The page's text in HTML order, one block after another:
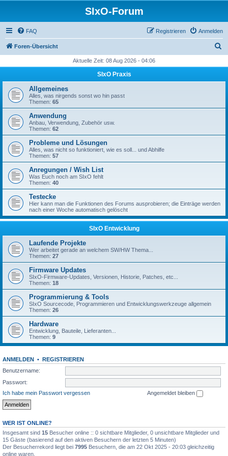
SIxO-Forum
FAQ Anmelden
Registrieren
Foren-Übersicht
h
Aktuelle Zeit: 08 Aug 2026 - 04:06
SIxO Praxis
Allgemeines
Alles, was nirgends sonst wo hin passt
Themen: 65
Anwendung
Anbau, Verwendung, Zubehör usw.
Themen: 62
Probleme und Lösungen
Alles, was nicht so funktioniert, wie es soll... und Abhilfe
Themen: 57
Anregungen / Wish List
Was Euch noch am SIxO fehlt
Themen: 40
Testecke
Hier kann man die Funktionen des Forums ausprobieren; die Einträge werden
nach einer Woche automatisch gelöscht
SIxO Entwicklung
Laufende Projekte
Wer arbeitet gerade an welchem SW/HW Thema...
Themen: 27
Firmware Updates
SIxO-Firmware-Updates, Versionen, Historie, Patches, etc...
Themen: 18
Programmierung & Tools
SIxO Sourcecode, Programmieren und Entwicklungswerkzeuge allgemein
Themen: 26
Hardware
Entwicklung, Bauteile, Lieferanten...
Themen: 9
ANMELDEN • REGISTRIEREN
Benutzername:
Passwort:
Ich habe mein Passwort vergessen
Angemeldet bleiben
WER IST ONLINE?
Insgesamt sind 15 Besucher online :: 0 sichtbare Mitglieder, 0 unsichtbare Mitglieder und
15 Gäste (basierend auf den aktiven Besuchern der letzten 5 Minuten)
Der Besucherrekord liegt bei 7995 Besuchern, die am 22 Okt 2025 - 20:03 gleichzeitig
online waren.